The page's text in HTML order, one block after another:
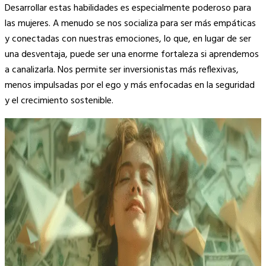
Desarrollar estas habilidades es especialmente poderoso para
las mujeres. A menudo se nos socializa para ser más empáticas
y conectadas con nuestras emociones, lo que, en lugar de ser
una desventaja, puede ser una enorme fortaleza si aprendemos
a canalizarla. Nos permite ser inversionistas más reflexivas,
menos impulsadas por el ego y más enfocadas en la seguridad
y el crecimiento sostenible.